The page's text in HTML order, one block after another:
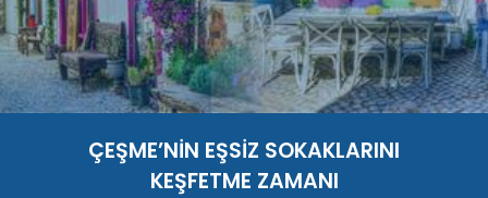
ÇEŞME’NİN EŞSİZ SOKAKLARINI
KEŞFETME ZAMANI